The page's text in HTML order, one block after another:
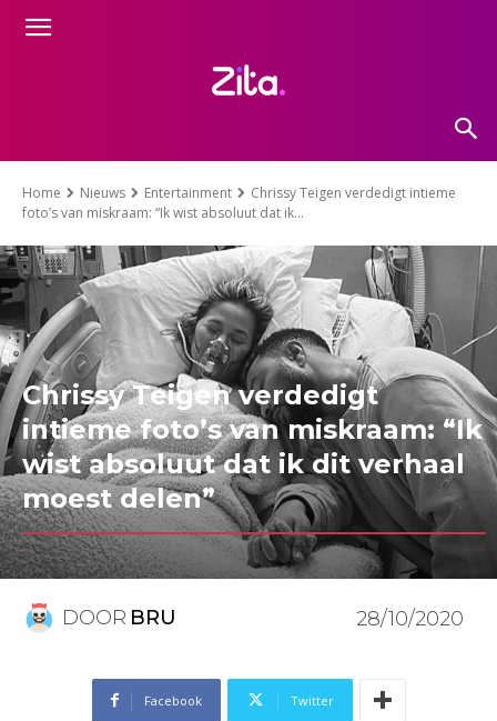
Home Nieuws Entertainment
Chrissy Teigen verdedigt intieme
foto’s van miskraam: “Ik wist absoluut dat ik...
Chrissy Teigen verdedigt
intieme foto’s van miskraam: “Ik
wist absoluut dat ik dit verhaal
moest delen”
DOOR BRU 28/10/2020
Facebook Twitter